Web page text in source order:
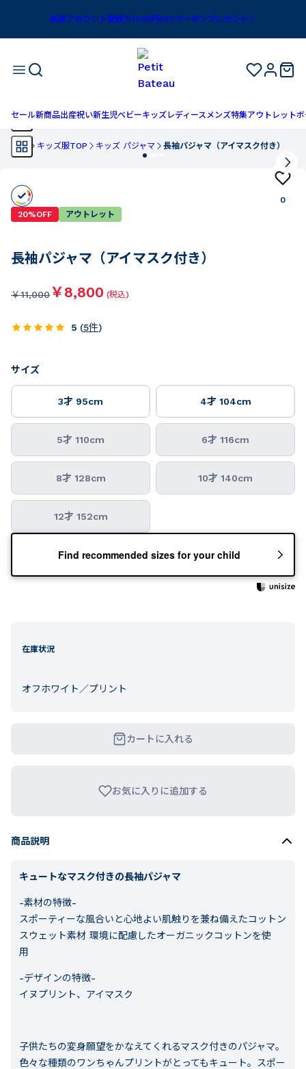
新規アカウント登録で1,100円OFFクーポンプレゼント！
セール新商品出産祝い新生児ベビーキッズ レディースメンズ特集アウトレットボ
TOP キッズ服TOP キッズ パジャマ 長袖パジャマ（アイマスク付き）
0
20%OFF
アウトレット
長袖パジャマ（アイマスク付き）
￥11,000￥8,800 (税込)
5 (5件)
サイズ
3才 95cm 4才 104cm
5才 110cm 6才 116cm
8才 128cm 10才 140cm
12才 152cm
Find recommended sizes for your child
在庫状況
オフホワイト／プリント
カートに入れる
お気に入りに追加する
商品説明
キュートなマスク付きの長袖パジャマ
-素材の特徴-
スポーティーな風合いと心地よい肌触りを兼ね備えたコットン
スウェット素材 環境に配慮したオーガニックコットンを使
用
-デザインの特徴-
イヌプリント、アイマスク
子供たちの変身願望をかなえてくれるマスク付きのパジャマ。
色々な種類のワンちゃんプリントがとってもキュート。スポー